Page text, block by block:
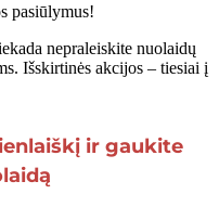
pasiūlymus!
nepraleiskite nuolaidų
Išskirtinės akcijos – tiesiai į
ir gaukite